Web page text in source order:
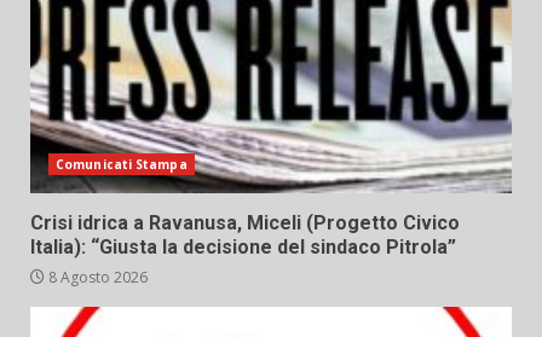
Comunicati Stampa
Crisi idrica a Ravanusa, Miceli (Progetto Civico
Italia): “Giusta la decisione del sindaco Pitrola”
8 Agosto 2026